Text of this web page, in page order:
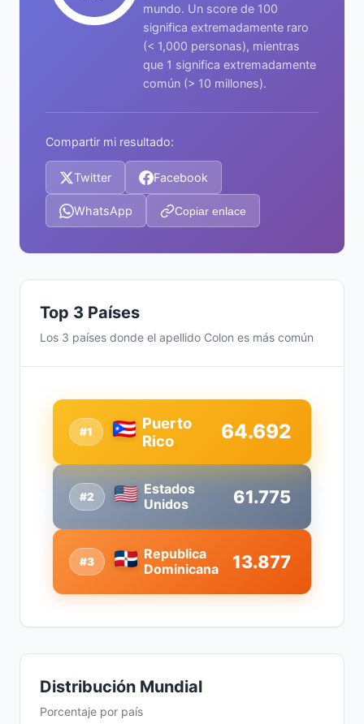
mundo. Un score de 100
significa extremadamente raro
(< 1,000 personas), mientras
que 1 significa extremadamente
común (> 10 millones).
Compartir mi resultado:
Twitter Facebook
WhatsApp Copiar enlace
Top 3 Países
Los 3 países donde el apellido Colon es más común
#2
Estados
Unidos
61.775
#1
Puerto
Rico
64.692
#3
Republica
Dominicana
13.877
Distribución Mundial
Porcentaje por país